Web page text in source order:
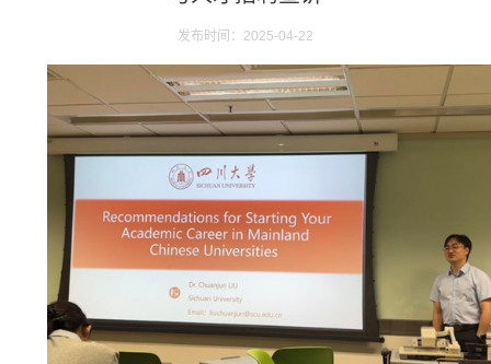
发布时间：2025-04-22